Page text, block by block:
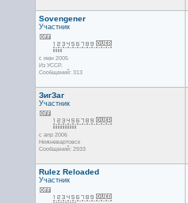
Sovengener
Участник
с июн 2005
Из УССР.
Сообщений: 313
ЗигЗаг
Участник
с апр 2006
Нижневартовск
Сообщений: 2933
Rulez Reloaded
Участник